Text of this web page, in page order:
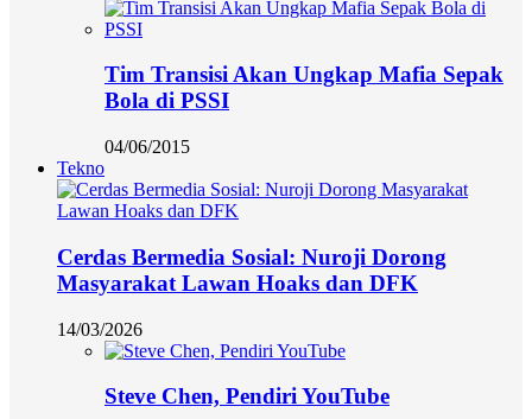
Tim Transisi Akan Ungkap Mafia Sepak
Bola di PSSI
04/06/2015
Tekno
Cerdas Bermedia Sosial: Nuroji Dorong
Masyarakat Lawan Hoaks dan DFK
14/03/2026
Steve Chen, Pendiri YouTube